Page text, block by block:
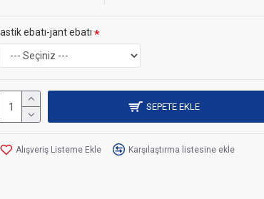
lastik ebatı-jant ebatı
SEPETE EKLE
Alışveriş Listeme Ekle Karşılaştırma listesine ekle